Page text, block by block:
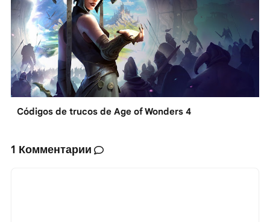
Códigos de trucos de Age of Wonders 4
1 Комментарии